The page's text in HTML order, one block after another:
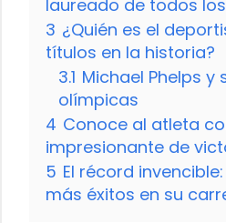
laureado de todos
3 ¿Quién es el
títulos en la historia?
3.1 Michael Phelps y
olímpicas
4 Conoce al atleta
impresionante de
5 El récord
más éxitos en su